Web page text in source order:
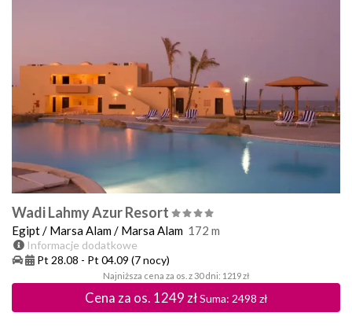
Wadi Lahmy Azur Resort
Egipt/ Marsa Alam/ Marsa Alam 172 m
Informacje dodatkowe
Pt 28.08 - Pt 04.09 (7 nocy)
Cena za os. 1249zł Suma: 2498 zł
Najniższa cena za os. z 30 dni: 1219 zł